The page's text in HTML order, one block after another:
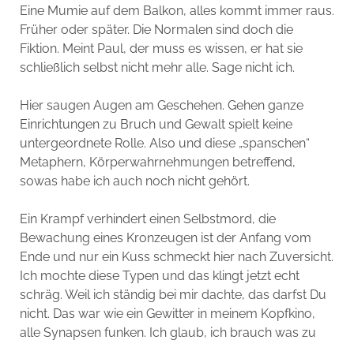
Eine Mumie auf dem Balkon, alles kommt immer raus.
Früher oder später. Die Normalen sind doch die
Fiktion. Meint Paul, der muss es wissen, er hat sie
schließlich selbst nicht mehr alle. Sage nicht ich.
Hier saugen Augen am Geschehen. Gehen ganze
Einrichtungen zu Bruch und Gewalt spielt keine
untergeordnete Rolle. Also und diese „spanschen“
Metaphern, Körperwahrnehmungen betreffend,
sowas habe ich auch noch nicht gehört.
Ein Krampf verhindert einen Selbstmord, die
Bewachung eines Kronzeugen ist der Anfang vom
Ende und nur ein Kuss schmeckt hier nach Zuversicht.
Ich mochte diese Typen und das klingt jetzt echt
schräg. Weil ich ständig bei mir dachte, das darfst Du
nicht. Das war wie ein Gewitter in meinem Kopfkino,
alle Synapsen funken. Ich glaub, ich brauch was zu